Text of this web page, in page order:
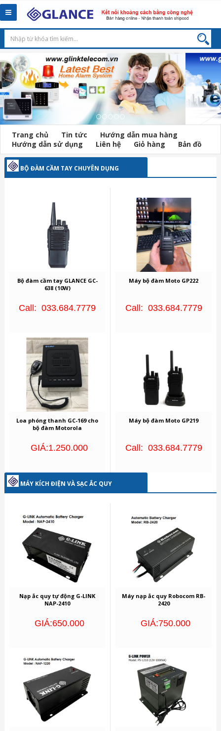
Toggle
navigation
Trang chủ Tin tức
Hướng dẫn mua hàng
Hướng dẫn sử dụng
Liên hệ Giỏ hàng Bản đồ
BỘ ĐÀM CẦM TAY CHUYÊN DỤNG
Bộ đàm cầm tay GLANCE GC-
638 (10W)
Call: 033.684.7779
Loa phóng thanh GC-169 cho
bộ đàm Motorola
GIÁ:1.250.000
Máy bộ đàm Moto GP222
Call: 033.684.7779
Máy bộ đàm Moto GP219
Call: 033.684.7779
MÁY KÍCH ĐIỆN VÀ SẠC ẮC QUY
Nạp ắc quy tự động G-LINK
NAP-2410
GIÁ:650.000
Máy nạp ắc quy Robocom RB-
2420
GIÁ:750.000